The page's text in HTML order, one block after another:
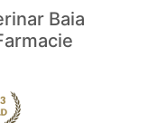
Baia